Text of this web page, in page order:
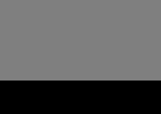
channel: